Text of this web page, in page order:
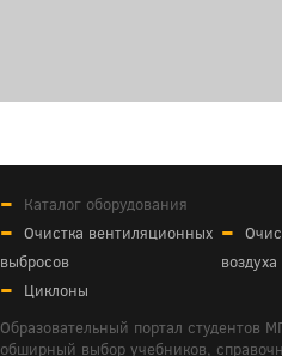
Каталог оборудования
Очистка вентиляционных
выбросов
воздуха
Циклоны
Образовательный портал студентов
обширный выбор учебников,